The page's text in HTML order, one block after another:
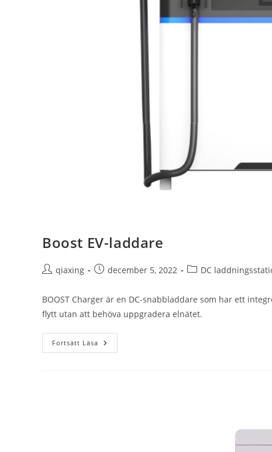
Boost EV-laddare
qiaxing december 5, 2022 DC
BOOST Charger är en DC-snabbladdare som har ett
flytt utan att behöva uppgradera elnätet.
Fortsätt Läsa